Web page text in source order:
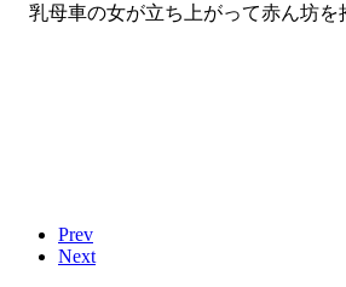
乳母車の女が立ち上がって赤ん坊を
Prev
Next